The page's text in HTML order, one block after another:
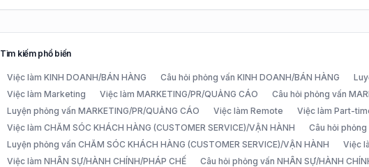
Tìm kiếm phổ biến
Việc làm KINH DOANH/BÁN HÀNG Câu hỏi phỏng vấn KINH DOANH/BÁN HÀNG
Việc làm Marketing
Việc làm MARKETING/PR/QUẢNG CÁO
Câu hỏi phỏng vấn
Luyện phỏng vấn MARKETING/PR/QUẢNG CÁO
Việc làm Remote
Việc làm Part-
Việc làm CHĂM SÓC KHÁCH HÀNG (CUSTOMER SERVICE)/VẬN HÀNH
Câu hỏi phỏng
Luyện phỏng vấn CHĂM SÓC KHÁCH HÀNG (CUSTOMER SERVICE)/VẬN HÀNH
Việc
Việc làm NHÂN SỰ/HÀNH CHÍNH/PHÁP CHẾ
Câu hỏi phỏng vấn NHÂN SỰ/HÀNH